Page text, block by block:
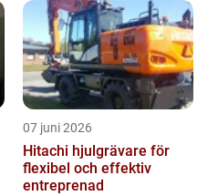
07 juni 2026
Hitachi hjulgrävare för
flexibel och effektiv
entreprenad